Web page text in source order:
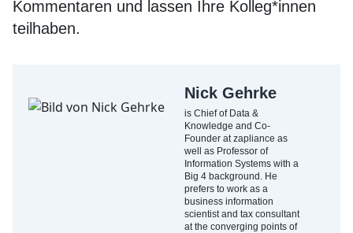
Kommentaren und lassen Ihre Kolleg*innen
teilhaben.
Nick Gehrke
is Chief of Data &
Knowledge and Co-
Founder at zapliance as
well as Professor of
Information Systems with a
Big 4 background. He
prefers to work as a
business information
scientist and tax consultant
at the converging points of